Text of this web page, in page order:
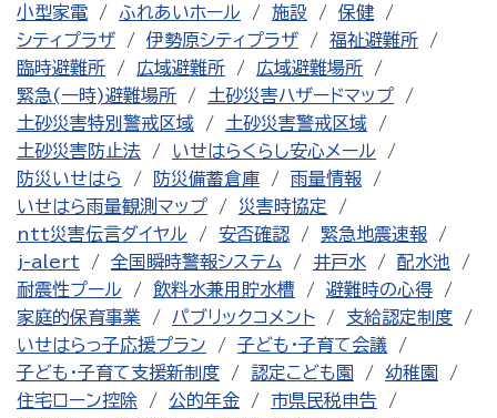
小型家電 ふれあいホール 施設
保健
シティプラザ
伊勢原シティプラザ
福祉避難所
臨時避難所
広域避難所
広域避難場所
緊急(一時)避難場所
土砂災害ハザードマップ
土砂災害特別警戒区域
土砂災害警戒区域
土砂災害防止法
いせはらくらし安心メール
防災いせはら
防災備蓄倉庫
雨量情報
いせはら雨量観測マップ
災害時協定
ntt災害伝言ダイヤル
安否確認
緊急地震速報
j-alert
全国瞬時警報システム 井戸水
配水池
耐震性プール
飲料水兼用貯水槽
避難時の心得
家庭的保育事業
パブリックコメント
支給認定制度
いせはらっ子応援プラン
子ども・子育て会議
子ども・子育て支援新制度
認定こども園
幼稚園
住宅ローン控除
公的年金
市県民税申告